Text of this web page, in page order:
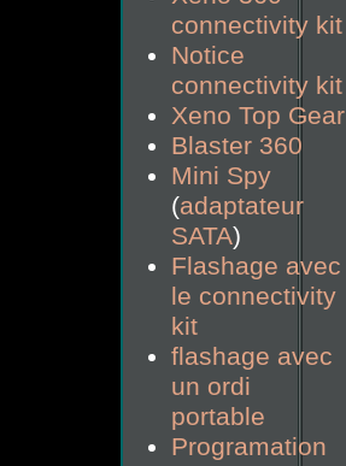
connectivity kit
Notice
connectivity kit
Xeno Top Gear
Blaster 360
Mini Spy
(adaptateur
SATA)
Flashage avec
le connectivity
kit
flashage avec
un ordi
portable
Programation